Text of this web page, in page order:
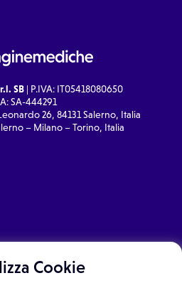
Cookie
SB| P.IVA: IT05418080650
SA-444291
26, 84131 Salerno, Italia
– Milano – Torino, Italia